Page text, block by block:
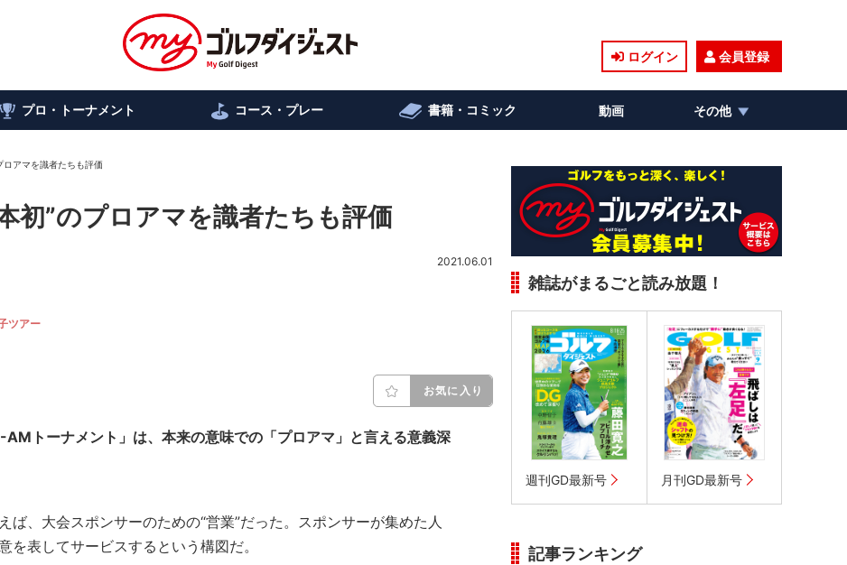
ログイン 会員登録
プロ・トーナメント コース・プレー 書籍・コミック 動画 その他
ロアマを識者たちも評価
初”のプロアマを識者たちも評価
2021.06.01
ツアー
お気に入り
トーナメント」は、本来の意味での「プロアマ」と言える意義深
ば、大会スポンサーのための“営業”だった。スポンサーが集めた人
表してサービスするという構図だ。
雑誌がまるごと読み放題！
週刊GD最新号 月刊GD最新号
記事ランキング